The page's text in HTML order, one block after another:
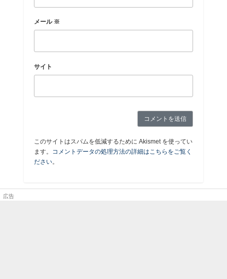
メール ※
サイト
このサイトはスパムを低減するために Akismet を使ってい
ます。 コメントデータの処理方法の詳細はこちらをご覧く
ださい。